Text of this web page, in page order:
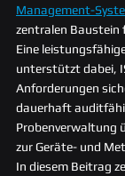
Management-
zentralen Baustein
Eine
unterstützt dabei,
Anforderungen
dauerhaft
Probenverwaltung
zur Geräte- und
In diesem Beitrag